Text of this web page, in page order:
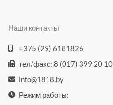
Наши контакты
+375 (29) 6181826
тел/факс: 8 (017) 399 20 10
info@1818.by
Режим работы: